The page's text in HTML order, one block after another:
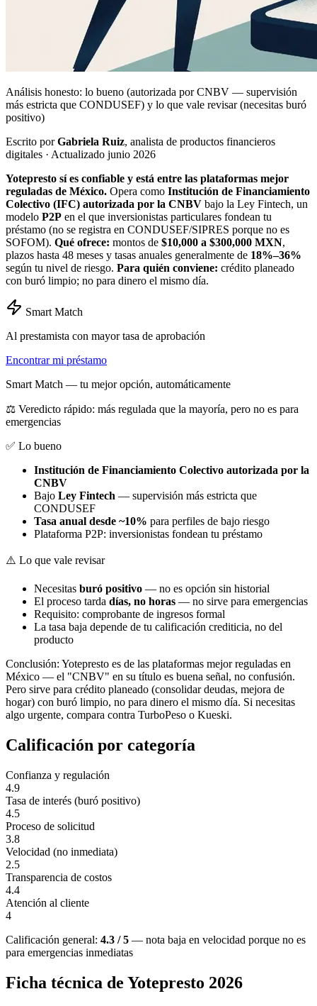
Análisis honesto: lo bueno (autorizada por CNBV — supervisión
más estricta que CONDUSEF) y lo que vale revisar (necesitas buró
positivo)
Escrito porGabriela Ruiz, analista de productos financieros
digitales · Actualizado junio 2026
Yotepresto sí es confiable y está entre las plataformas mejor
reguladas de México. Opera como Institución de Financiamiento
Colectivo (IFC) autorizada por la CNBV bajo la Ley Fintech, un
modelo P2P en el que inversionistas particulares fondean tu
préstamo (no se registra en CONDUSEF/SIPRES porque no es
SOFOM). Qué ofrece: montos de $10,000 a $300,000 MXN,
plazos hasta 48 meses y tasas anuales generalmente de 18%–36%
según tu nivel de riesgo. Para quién conviene: crédito planeado
con buró limpio; no para dinero el mismo día.
Smart Match
Al prestamista con mayor tasa de aprobación
Encontrar mi préstamo
Smart Match — tu mejor opción, automáticamente
⚖️ Veredicto rápido: más regulada que la mayoría, pero no es para
emergencias
✅ Lo bueno
Institución de Financiamiento Colectivo autorizada por la
CNBV
Bajo Ley Fintech — supervisión más estricta que
CONDUSEF
Tasa anual desde ~10% para perfiles de bajo riesgo
Plataforma P2P: inversionistas fondean tu préstamo
⚠️ Lo que vale revisar
Necesitas buró positivo — no es opción sin historial
El proceso tarda días, no horas — no sirve para emergencias
Requisito: comprobante de ingresos formal
La tasa baja depende de tu calificación crediticia, no del
producto
Conclusión: Yotepresto es de las plataformas mejor reguladas en
México — el "CNBV" en su título es buena señal, no confusión.
Pero sirve para crédito planeado (consolidar deudas, mejora de
hogar) con buró limpio, no para dinero el mismo día. Si necesitas
algo urgente, compara contra TurboPeso o Kueski.
Calificación por categoría
Confianza y regulación
4.9
Tasa de interés (buró positivo)
4.5
Proceso de solicitud
3.8
Velocidad (no inmediata)
2.5
Transparencia de costos
4.4
Atención al cliente
4
Calificación general: 4.3 / 5 — nota baja en velocidad porque no es
para emergencias inmediatas
Ficha técnica de Yotepresto 2026